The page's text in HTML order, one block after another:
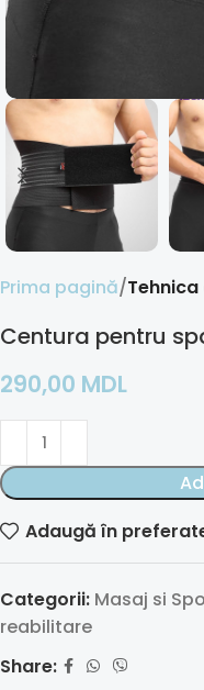
Prima pagină
Centura pentru
290,00 MDL
Adaugă în
Categorii: Masaj si
reabilitare
Share: